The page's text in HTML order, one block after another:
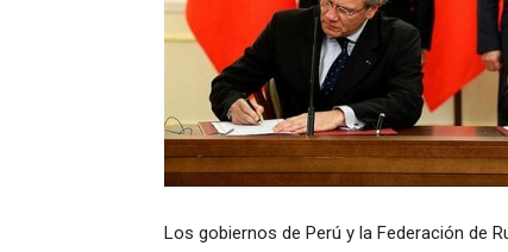
Los gobiernos de Perú y la Federación de